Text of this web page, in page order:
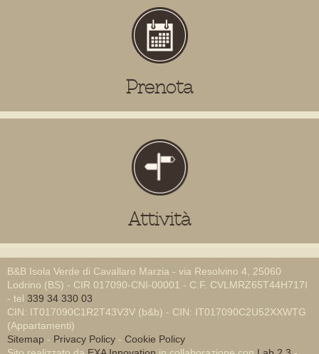
Prenota
Attività
B&B Isola Verde di Cavallaro Marzia - via Resolvino 4, 25060
Lodrino (BS) - CIR 017090-CNI-00001 - C.F. CVLMRZ65T44H717I
- tel 339 34 330 03
CIN: IT017090C1R2T43V3V (b&b) - CIN: IT017090C2U52XXWTG
(Appartamenti)
Sitemap - Privacy Policy - Cookie Policy